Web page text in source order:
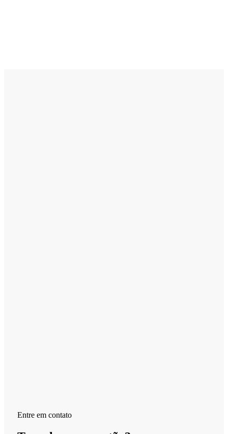
Entre em contato